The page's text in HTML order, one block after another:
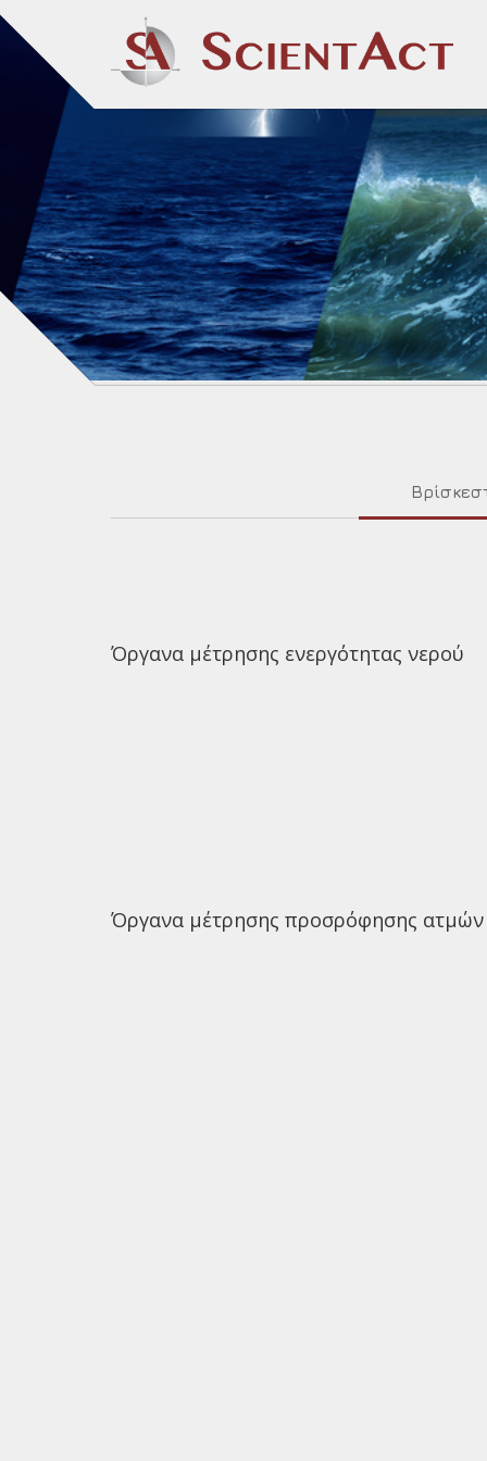
Όργανα μέτρησης ενεργότητας νερού
Όργανα μέτρησης προσρόφησης ατμών